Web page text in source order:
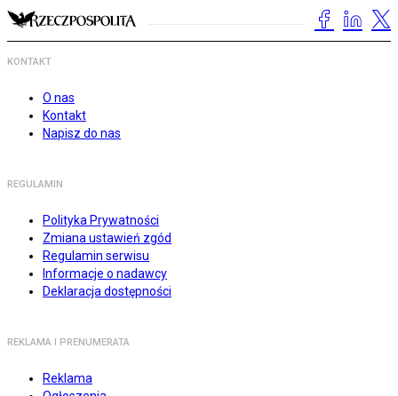
KONTAKT
O nas
Kontakt
Napisz do nas
REGULAMIN
Polityka Prywatności
Zmiana ustawień zgód
Regulamin serwisu
Informacje o nadawcy
Deklaracja dostępności
REKLAMA I PRENUMERATA
Reklama